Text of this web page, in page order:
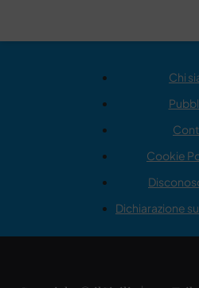
Chi
Cookie
Dichiarazione